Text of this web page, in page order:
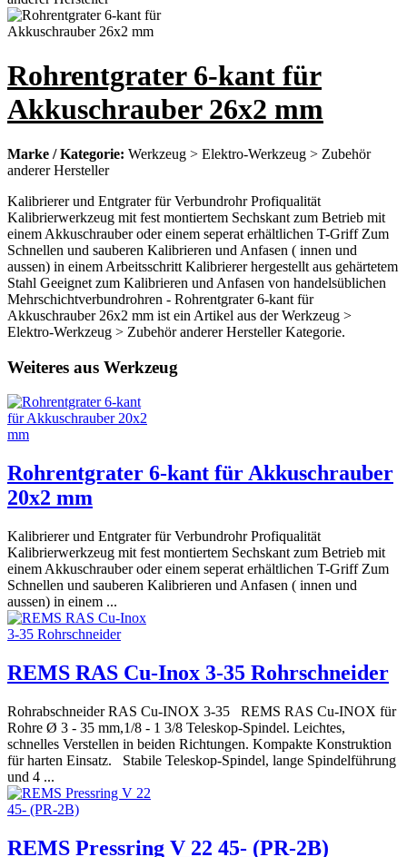
Rohrentgrater 6-kant für
Akkuschrauber 26x2 mm
Marke / Kategorie: Werkzeug > Elektro-Werkzeug > Zubehör
anderer Hersteller
Kalibrierer und Entgrater für Verbundrohr Profiqualität
Kalibrierwerkzeug mit fest montiertem Sechskant zum Betrieb mit
einem Akkuschrauber oder einem seperat erhältlichen T-Griff Zum
Schnellen und sauberen Kalibrieren und Anfasen ( innen und
aussen) in einem Arbeitsschritt Kalibrierer hergestellt aus gehärtetem
Stahl Geeignet zum Kalibrieren und Anfasen von handelsüblichen
Mehrschichtverbundrohren - Rohrentgrater 6-kant für
Akkuschrauber 26x2 mm ist ein Artikel aus der Werkzeug >
Elektro-Werkzeug > Zubehör anderer Hersteller Kategorie.
Weiteres aus Werkzeug
Rohrentgrater 6-kant für Akkuschrauber
20x2 mm
Kalibrierer und Entgrater für Verbundrohr Profiqualität
Kalibrierwerkzeug mit fest montiertem Sechskant zum Betrieb mit
einem Akkuschrauber oder einem seperat erhältlichen T-Griff Zum
Schnellen und sauberen Kalibrieren und Anfasen ( innen und
aussen) in einem ...
REMS RAS Cu-Inox 3-35 Rohrschneider
Rohrabschneider RAS Cu-INOX 3-35 REMS RAS Cu-INOX für
Rohre Ø 3 - 35 mm,1/8 - 1 3/8 Teleskop-Spindel. Leichtes,
schnelles Verstellen in beiden Richtungen. Kompakte Konstruktion
für harten Einsatz. Stabile Teleskop-Spindel, lange Spindelführung
und 4 ...
REMS Pressring V 22 45- (PR-2B)